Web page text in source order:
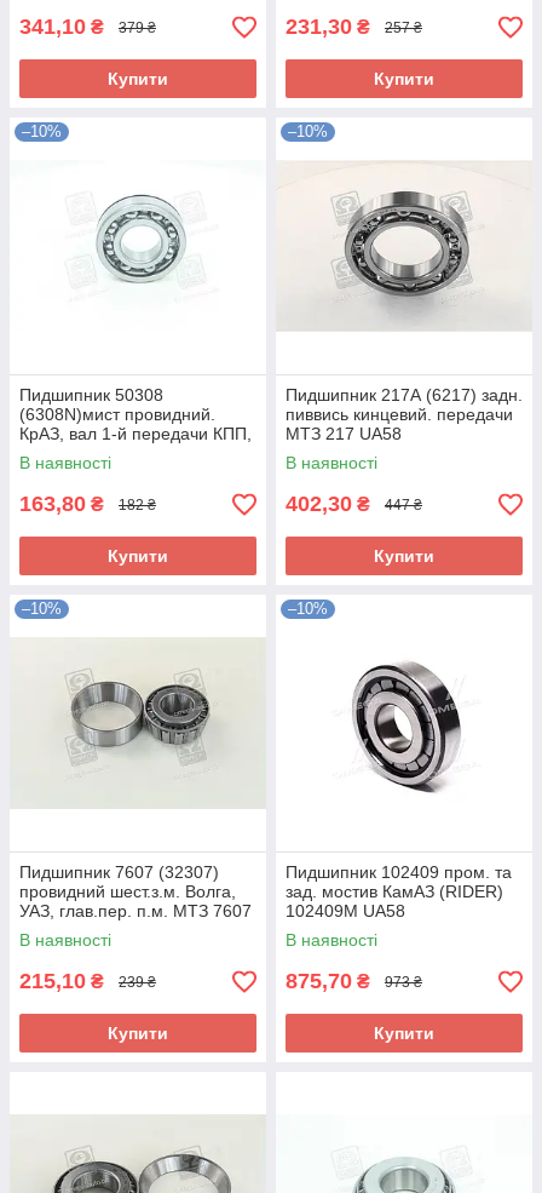
341,10 ₴ 379 ₴
Купити
231,30 ₴ 257 ₴
Купити
–10%
Пидшипник 50308
(6308N)мист провидний.
КрАЗ, вал 1-й передачи КПП,
ВОМ МТЗ 50308 UA58
В наявності
163,80 ₴ 182 ₴
Купити
–10%
Пидшипник 217А (6217) задн.
пиввись кинцевий. передачи
МТЗ 217 UA58
В наявності
402,30 ₴ 447 ₴
Купити
–10%
Пидшипник 7607 (32307)
провидний шест.з.м. Волга,
УАЗ, глав.пер. п.м. МТЗ 7607
UA58
В наявності
215,10 ₴ 239 ₴
Купити
–10%
Пидшипник 102409 пром. та
зад. мостив КамАЗ (RIDER)
102409М UA58
В наявності
875,70 ₴ 973 ₴
Купити